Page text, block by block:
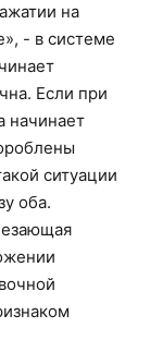
на
- в системе
Если при
начинает
ситуации
оба.